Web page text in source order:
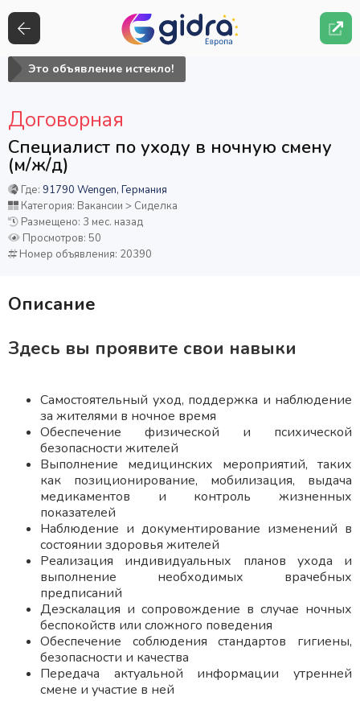
Это объявление истекло!
Специалист по уходу в ночную смену
(м/ж/д)
Договорная
Где: 91790 Wengen, Германия
Категория: Вакансии > Сиделка
Размещено: 3 мес. назад
Просмотров: 50
Номер объявления: 20390
Описание
Здесь вы проявите свои навыки
Самостоятельный уход, поддержка и наблюдение
за жителями в ночное время
Обеспечение физической и психической
безопасности жителей
Выполнение медицинских мероприятий, таких
как позиционирование, мобилизация, выдача
медикаментов и контроль жизненных
показателей
Наблюдение и документирование изменений в
состоянии здоровья жителей
Реализация индивидуальных планов ухода и
выполнение необходимых врачебных
предписаний
Деэскалация и сопровождение в случае ночных
беспокойств или сложного поведения
Обеспечение соблюдения стандартов гигиены,
безопасности и качества
Передача актуальной информации утренней
смене и участие в ней